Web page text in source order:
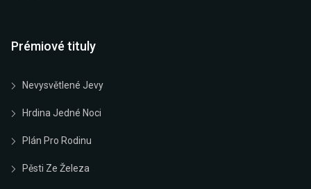
Prémiové tituly
Nevysvětlené Jevy
Hrdina Jedné Noci
Plán Pro Rodinu
Pěsti Ze Železa